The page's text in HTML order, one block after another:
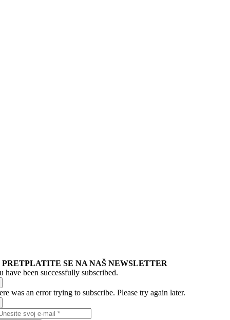
PRETPLATITE SE NA NAŠ NEWSLETTER
have been successfully subscribed.
was an error trying to subscribe. Please try again later.